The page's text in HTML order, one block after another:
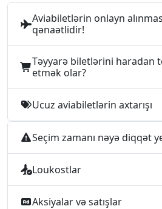
Aviabiletlərin onlayn
qənaətlidir!
Təyyarə biletlərini haradan
etmək olar?
Ucuz aviabiletlərin axtarışı
Seçim zamanı nəyə diqqət
Loukostlar
Aksiyalar və satışlar